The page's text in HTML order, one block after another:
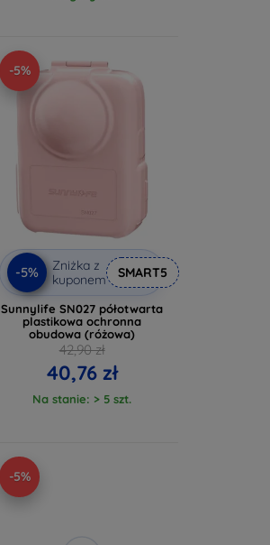
-5%
-5%
Zniżka z
kuponem
SMART5
Sunnylife SN027 półotwarta
plastikowa ochronna
obudowa (różowa)
42,90 zł
40,76 zł
Na stanie: > 5 szt.
-5%